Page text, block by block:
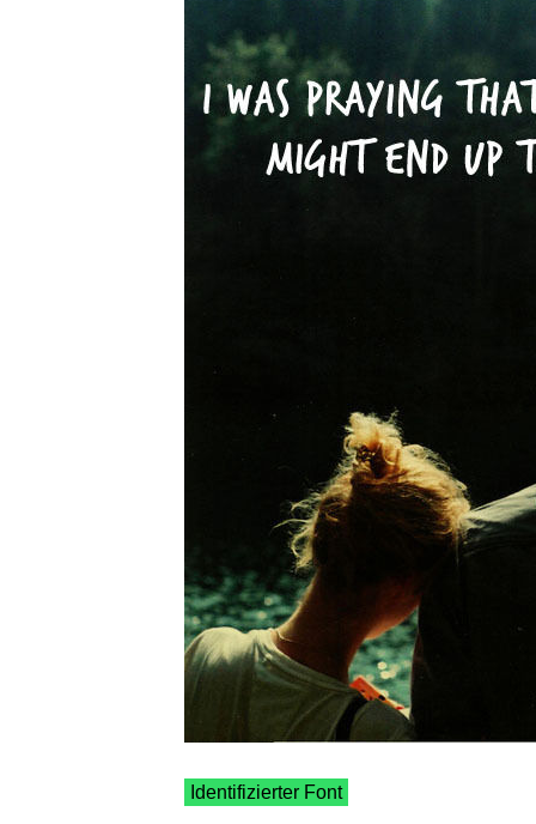
Identifizierter Font